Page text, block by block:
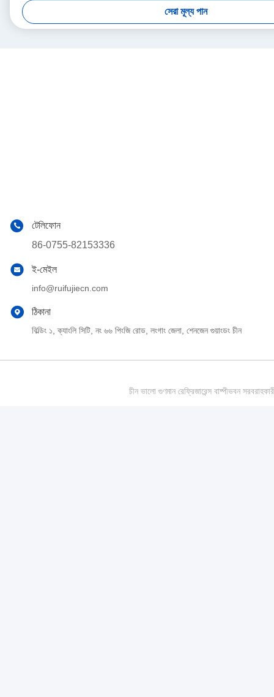
সেরা মূল্য পান
টেলিফোন
86-0755-82153336
ই-মেইল
info@ruifujiecn.com
ঠিকানা
বিল্ডিং ১, ক্যাংলি সিটি, নং ৬৬ পিংজি রোড, লংগাং জেলা, শেনজেন গুয়াংডং চীন
চীন ভালো গুণমান রেফ্রিজারেন্স বাষ্পীভবন